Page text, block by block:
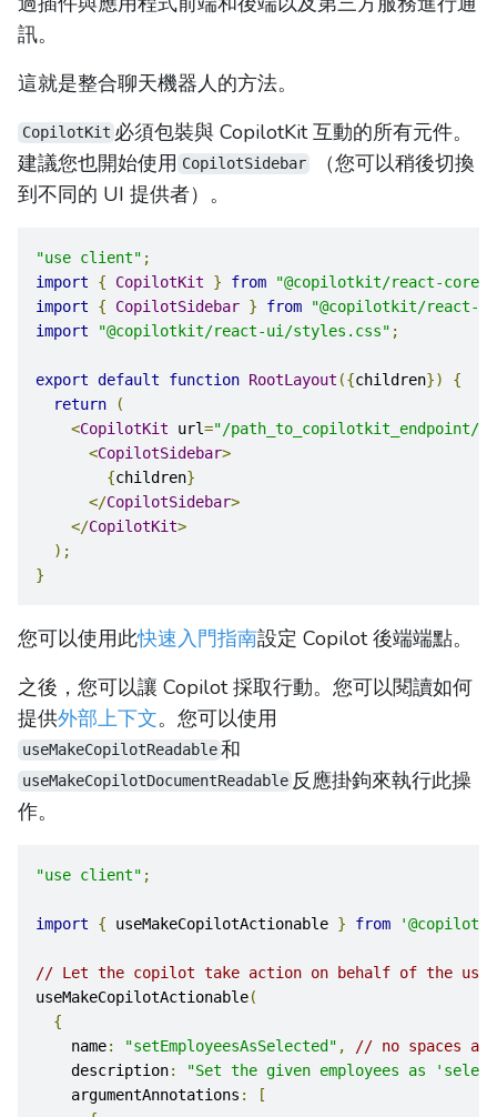
訊。
這就是整合聊天機器人的方法。
CopilotKit 必須包裝與 CopilotKit 互動的所有元件。
建議您也開始使用 CopilotSidebar
（您可以稍後切換
到不同的 UI 提供者）。
"use client" ;
import
{ CopilotKit } from "@copilotkit/react-core"
import
{ CopilotSidebar } from
"@copilotkit/react-
import
"@copilotkit/react-ui/styles.css" ;
export default function RootLayout ({children})
{
return
(
<CopilotKit url="/path_to_copilotkit_endpoint/
<CopilotSidebar>
{children}
</CopilotSidebar>
</CopilotKit>
);
}
您可以使用此快速入門指南設定 Copilot 後端端點。
之後，您可以讓 Copilot 採取行動。您可以閱讀如何
提供外部上下文。您可以使用
useMakeCopilotReadable 和
useMakeCopilotDocumentReadable 反應掛鉤來執行此操
作。
"use client" ;
import { useMakeCopilotActionable } from
// Let the copilot take action on behalf of the
useMakeCopilotActionable(
{
    name
: "setEmployeesAsSelected" ,
// no spaces
    description
:
"Set the given employees as
    argumentAnnotations
:
[